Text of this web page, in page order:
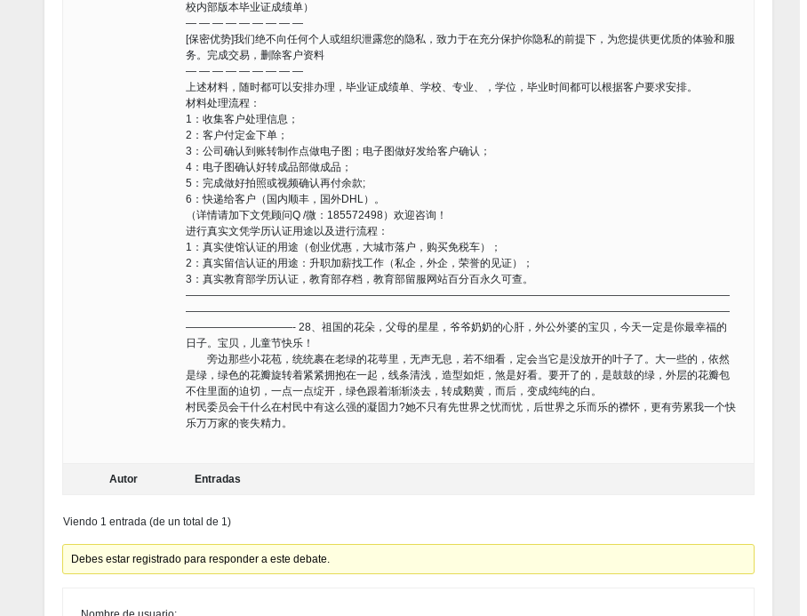
校内部版本毕业证成绩单）
— — — — — — — — —
[保密优势]我们绝不向任何个人或组织泄露您的隐私，致力于在充分保护你隐私的前提下，为您提供更优质的体验和服
务。完成交易，删除客户资料
— — — — — — — — —
上述材料，随时都可以安排办理，毕业证成绩单、学校、专业、，学位，毕业时间都可以根据客户要求安排。
材料处理流程：
1：收集客户处理信息；
2：客户付定金下单；
3：公司确认到账转制作点做电子图；电子图做好发给客户确认；
4：电子图确认好转成品部做成品；
5：完成做好拍照或视频确认再付余款;
6：快递给客户（国内顺丰，国外DHL）。
（详情请加下文凭顾问Q /微：185572498）欢迎咨询！
进行真实文凭学历认证用途以及进行流程：
1：真实使馆认证的用途（创业优惠，大城市落户，购买免税车）；
2：真实留信认证的用途：升职加薪找工作（私企，外企，荣誉的见证）；
3：真实教育部学历认证，教育部存档，教育部留服网站百分百永久可查。
———————————————————————————————————————————————————
———————————————————————————————————————————————————
——————————- 28、祖国的花朵，父母的星星，爷爷奶奶的心肝，外公外婆的宝贝，今天一定是你最幸福的
日子。宝贝，儿童节快乐！
旁边那些小花苞，统统裹在老绿的花萼里，无声无息，若不细看，定会当它是没放开的叶子了。大一些的，依然
是绿，绿色的花瓣旋转着紧紧拥抱在一起，线条清浅，造型如炬，煞是好看。要开了的，是鼓鼓的绿，外层的花瓣包
不住里面的迫切，一点一点绽开，绿色跟着渐渐淡去，转成鹅黄，而后，变成纯纯的白。
村民委员会干什么在村民中有这么强的凝固力?她不只有先世界之忧而忧，后世界之乐而乐的襟怀，更有劳累我一个快
乐万万家的丧失精力。
Autor Entradas
Viendo 1 entrada (de un total de 1)
Debes estar registrado para responder a este debate.